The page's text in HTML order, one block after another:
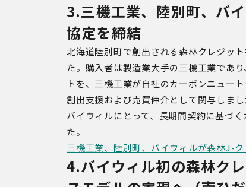
3.三機工業、陸別町、バ
協定を締結
北海道陸別町で創出される森林クレジッ
た。購入者は製造業大手の三機工業であ
トを、三機工業が自社のカーボンニュー
創出支援および売買仲介として関与しまし
バイウィルにとって、長期間契約に基づ
た。
三機工業、陸別町、バイウィルが森林J-
4.バイウィル初の森林ク